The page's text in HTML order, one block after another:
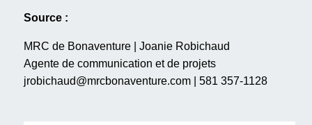
Source :
MRC de Bonaventure | Joanie Robichaud
Agente de communication et de projets
jrobichaud@mrcbonaventure.com | 581 357-1128